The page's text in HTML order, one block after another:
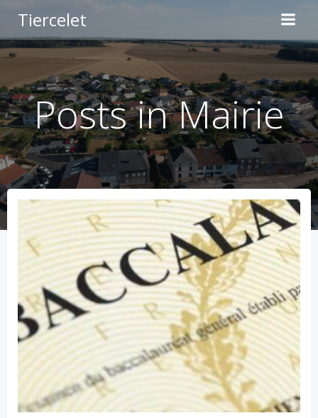
contenu
Tiercelet
Posts inMairie